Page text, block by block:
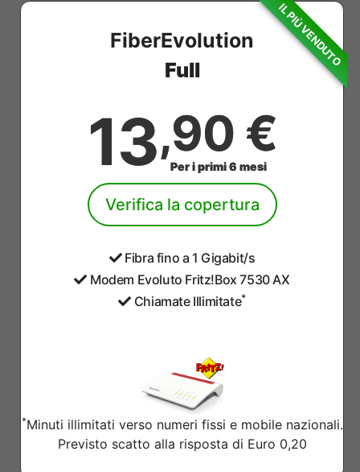
IL PIÙ VENDUTO
FiberEvolution
Full
13,90 €
Per i primi 6 mesi
Verifica la copertura
Fibra fino a 1 Gigabit/s
Modem Evoluto Fritz!Box 7530 AX
Chiamate Illimitate*
*Minuti illimitati verso numeri fissi e mobile nazionali.
Previsto scatto alla risposta di Euro 0,20